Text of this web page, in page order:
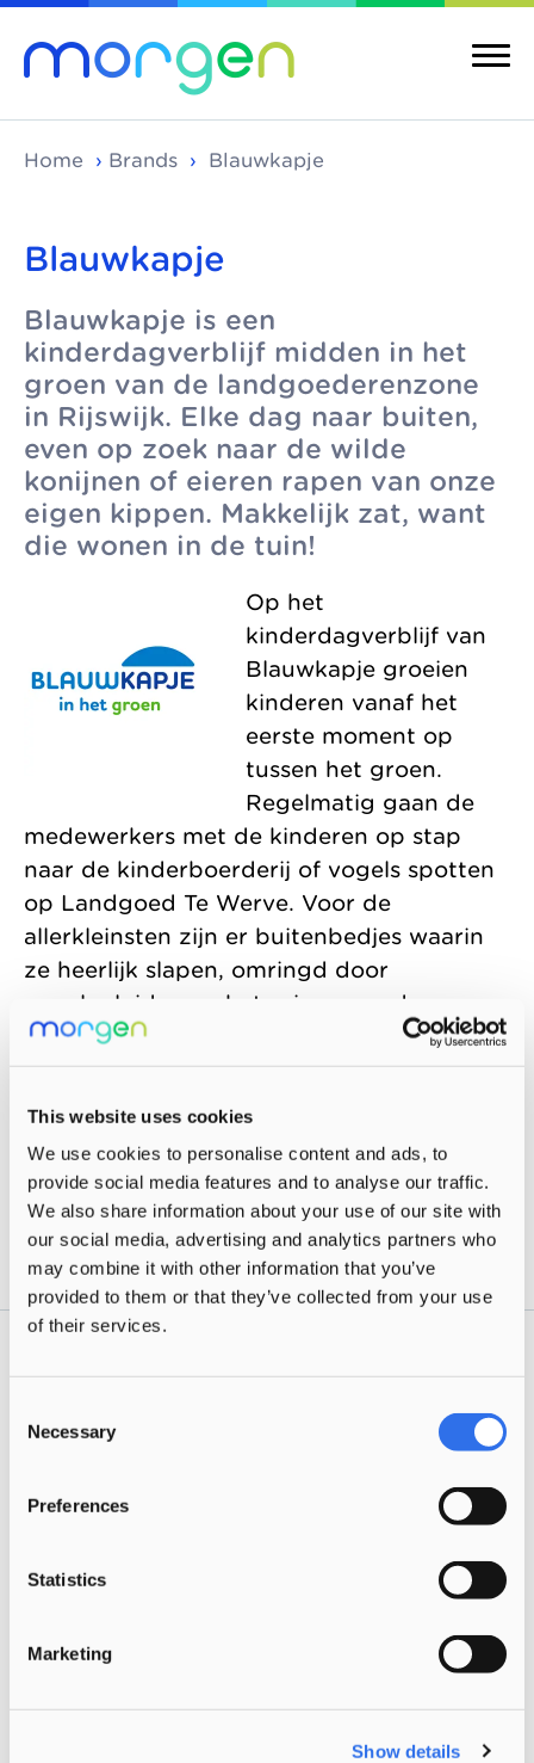
This website uses cookies
We use cookies to personalise content and ads, to
provide social media features and to analyse our traffic.
We also share information about your use of our site with
our social media, advertising and analytics partners who
may combine it with other information that you’ve
provided to them or that they’ve collected from your use
of their services.
Selection
Necessary
Preferences
Statistics
Marketing
Show details
About us
Morgen is the
umbrella
organisation for
leading childcare
organisations in
The Hague-
Ypenburg, Rijswijk
and Delft. We are a
working towards
the world of
Social childcare
centres
Pedagogical
vision
Healthy childcare
Organisation
Brands
Morgen unites
high-quality, local
childcare brands in
The Hague-
Ypenburg, Rijswijk,
Delft and
Westland-
Wateringen. Each
a single vision and
professional way of
Childcare
Integrated
childcare centres
More Morgen
Home › Brands › Blauwkapje
Blauwkapje
Blauwkapje is een
kinderdagverblijf midden in het
groen van de landgoederenzone
in Rijswijk. Elke dag naar buiten,
even op zoek naar de wilde
konijnen of eieren rapen van onze
eigen kippen. Makkelijk zat, want
die wonen in de tuin!
Op het
kinderdagverblijf van
Blauwkapje groeien
kinderen vanaf het
eerste moment op
tussen het groen.
Regelmatig gaan de
medewerkers met de kinderen op stap
naar de kinderboerderij of vogels spotten
op Landgoed Te Werve. Voor de
allerkleinsten zijn er buitenbedjes waarin
ze heerlijk slapen, omringd door
vogelgeluiden en het ruisen van de
bomen. Bij Blauwkapje is niemand te klein
om te genieten van buiten zijn.
Naar de website van Blauwkapje
Share this page
Our brands
Hague-Ypenburg, Rijswijk, Delft and
All brands